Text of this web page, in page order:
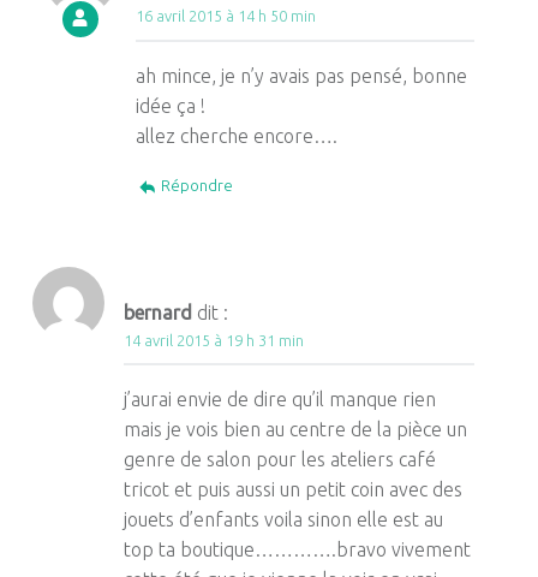
16 avril 2015 à 14 h 50 min
ah mince, je n’y avais pas pensé, bonne
idée ça !
allez cherche encore….
Répondre
bernard dit :
14 avril 2015 à 19 h 31 min
j’aurai envie de dire qu’il manque rien
mais je vois bien au centre de la pièce un
genre de salon pour les ateliers café
tricot et puis aussi un petit coin avec des
jouets d’enfants voila sinon elle est au
top ta boutique………….bravo vivement